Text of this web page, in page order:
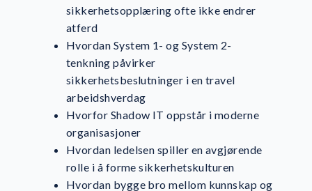
sikkerhetsopplæring ofte ikke endrer
atferd
Hvordan System 1- og System 2-
tenkning påvirker
sikkerhetsbeslutninger i en travel
arbeidshverdag
Hvorfor Shadow IT oppstår i moderne
organisasjoner
Hvordan ledelsen spiller en avgjørende
rolle i å forme sikkerhetskulturen
Hvordan bygge bro mellom kunnskap og